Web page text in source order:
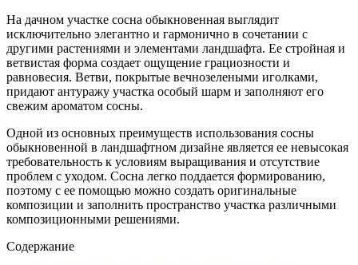
На дачном участке сосна обыкновенная выглядит
исключительно элегантно и гармонично в сочетании с
другими растениями и элементами ландшафта. Ее стройная и
ветвистая форма создает ощущение грациозности и
равновесия. Ветви, покрытые вечнозелеными иголками,
придают антуражу участка особый шарм и заполняют его
свежим ароматом сосны.
Одной из основных преимуществ использования сосны
обыкновенной в ландшафтном дизайне является ее невысокая
требовательность к условиям выращивания и отсутствие
проблем с уходом. Сосна легко поддается формированию,
поэтому с ее помощью можно создать оригинальные
композиции и заполнить пространство участка различными
композиционными решениями.
Содержание